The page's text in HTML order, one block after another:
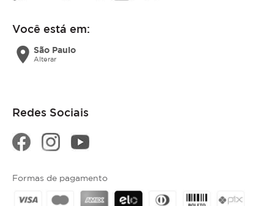
Você está em:
location_on São Paulo
Alterar
Redes Sociais
Formas de pagamento